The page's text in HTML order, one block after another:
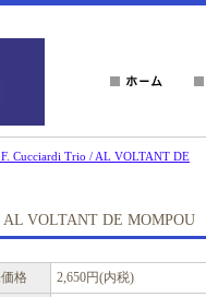
Cucciardi Trio / AL VOLTANT DE
VOLTANT DE MOMPOU
格 2,650円(内税)